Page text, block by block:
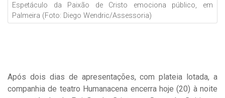
Espetáculo da Paixão de Cristo emociona público, em
Palmeira (Foto: Diego Wendric/Assessoria)
Após dois dias de apresentações, com plateia lotada, a
companhia de teatro Humanacena encerra hoje (20) à noite